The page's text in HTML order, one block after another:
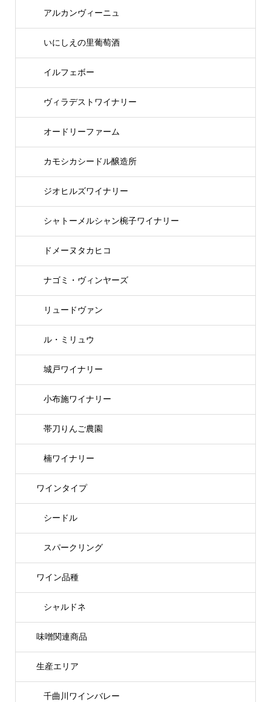
アルカンヴィーニュ
いにしえの里葡萄酒
イルフェボー
ヴィラデストワイナリー
オードリーファーム
カモシカシードル醸造所
ジオヒルズワイナリー
シャトーメルシャン椀子ワイナリー
ドメーヌタカヒコ
ナゴミ・ヴィンヤーズ
リュードヴァン
ル・ミリュウ
城戸ワイナリー
小布施ワイナリー
帯刀りんご農園
楠ワイナリー
ワインタイプ
シードル
スパークリング
ワイン品種
シャルドネ
味噌関連商品
生産エリア
千曲川ワインバレー